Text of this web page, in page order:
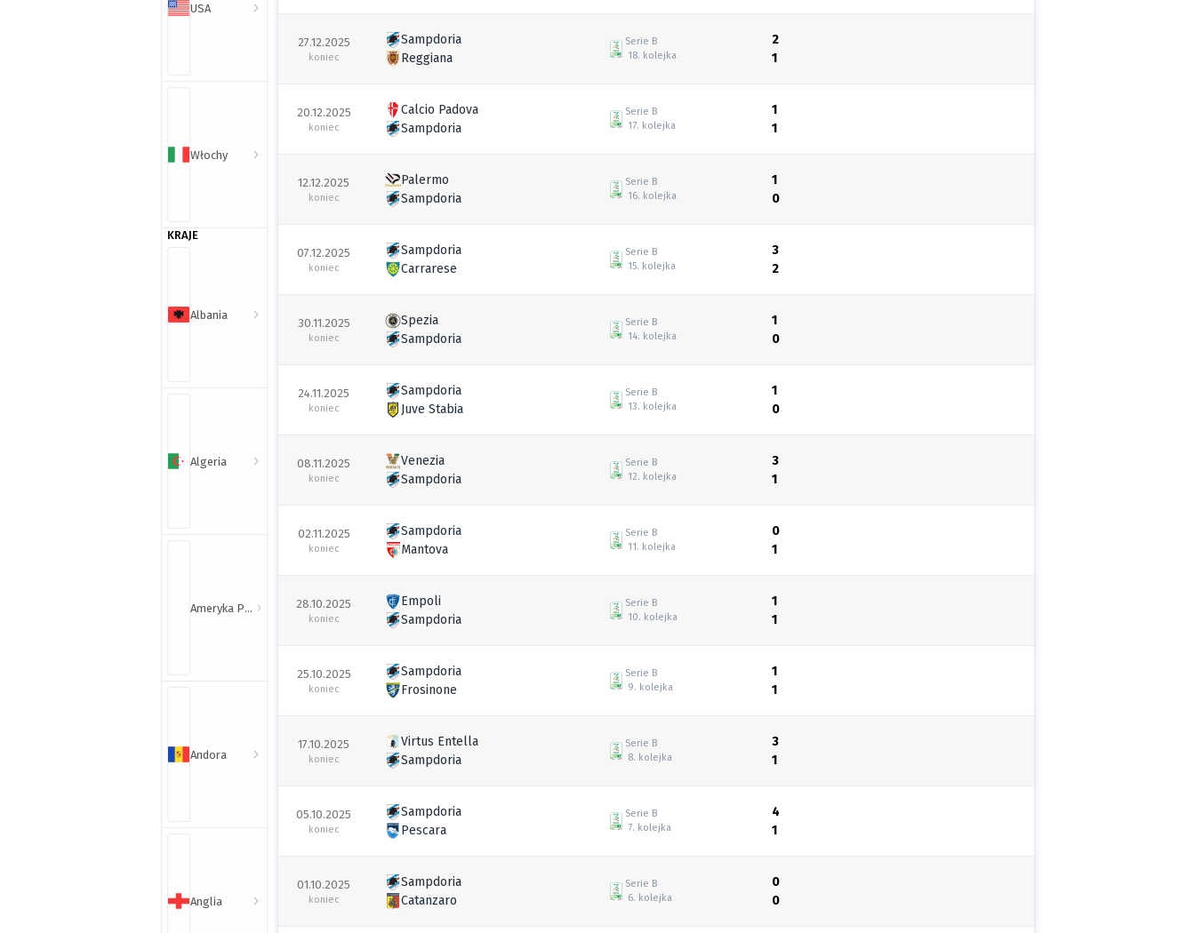
USA
Włochy
KRAJE
Albania
Algeria
Ameryka Północna i Południowa
Andora
Anglia
27.12.2025
koniec
Sampdoria
Reggiana
Serie B
18. kolejka
2
1
20.12.2025
koniec
Calcio Padova
Sampdoria
Serie B
17. kolejka
1
1
12.12.2025
koniec
Palermo
Sampdoria
Serie B
16. kolejka
1
0
07.12.2025
koniec
Sampdoria
Carrarese
Serie B
15. kolejka
3
2
30.11.2025
koniec
Spezia
Sampdoria
Serie B
14. kolejka
1
0
24.11.2025
koniec
Sampdoria
Juve Stabia
Serie B
13. kolejka
1
0
08.11.2025
koniec
Venezia
Sampdoria
Serie B
12. kolejka
3
1
02.11.2025
koniec
Sampdoria
Mantova
Serie B
11. kolejka
0
1
28.10.2025
koniec
Empoli
Sampdoria
Serie B
10. kolejka
1
1
25.10.2025
koniec
Sampdoria
Frosinone
Serie B
9. kolejka
1
1
17.10.2025
koniec
Virtus Entella
Sampdoria
Serie B
8. kolejka
3
1
05.10.2025
koniec
Sampdoria
Pescara
Serie B
7. kolejka
4
1
01.10.2025
koniec
Sampdoria
Catanzaro
Serie B
6. kolejka
0
0